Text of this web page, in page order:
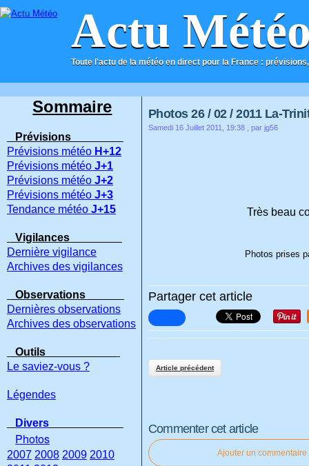
Actu
Toute l'actu de la météo en direct pour la France :
ACCUEIL CONTACT
Photos 26 / 02 / 2011 La-
Samedi 16 Juillet 2011, 19:38 , par jg56
Très beau
Photos prises
Partager cet article
Article précédent
Commenter cet article
Ajouter un commentaire
Sommaire
Prévisions
Prévisions météo H+12
Prévisions météo J+1
Prévisions météo J+2
Prévisions météo J+3
Tendance météo J+15
Vigilances
Dernière vigilance
Archives des vigilances
Observations
Dernières observations
Archives des observations
Outils
Le saviez-vous ?
Légendes
Divers
Photos
2007 2008 2009 2010